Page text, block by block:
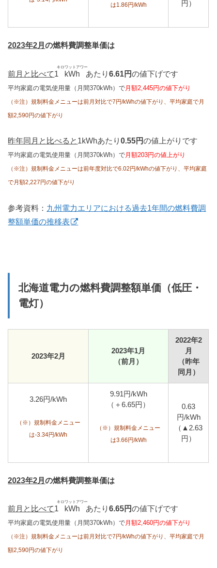
は1.86円/kWh 円）
2023年2月の燃料費調整単価は
前月と比べて1 kWh
キロワットアワー
あたり6.61円の値下げです
平均家庭の電気使用量（月間370kWh）で 月額2,445円の値下がり
（※注）規制料金メニューは前月対比で7円/kWhの値下がり、平均家庭で月
額2,590円の値下がり
昨年同月と比べると 1kWhあたり0.55円の値上がりです
平均家庭の電気使用量（月間370kWh）で月額203円の値上がり
（※注）規制料金メニューは前年度対比で6.02円/kWhの値下がり、平均家庭
で月額2,227円の値下がり
参考資料： 九州電力エリアにおける過去1年間の燃料費調
整額単価の推移表
北海道電力の燃料費調整額単価（低圧・
電灯）
2023年2月
2023年1月
（前月）
2022年2
月
（昨年
同月）
3.26円/kWh
（※）規制料金メニュー
は-3.34円/kWh
9.91円/kWh
（＋6.65円）
（※）規制料金メニュー
は3.66円/kWh
0.63
円/kWh
（▲2.63
円）
2023年2月の燃料費調整単価は
前月と比べて1 kWh
キロワットアワー
あたり6.65円の値下げです
平均家庭の電気使用量（月間370kWh）で月額2,460円の値下がり
（※注）規制料金メニューは前月対比で7円/kWhの値下がり、平均家庭で月
額2,590円の値下がり